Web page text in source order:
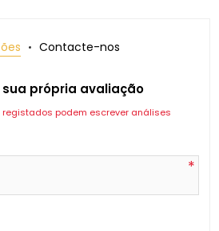
Contacte-nos
sua própria avaliação
podem escrever análises
*